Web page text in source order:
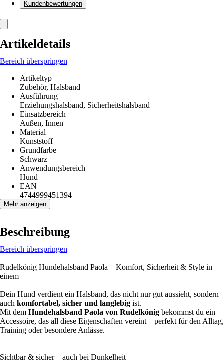
Kundenbewertungen
Artikeldetails
Bereich überspringen
Artikeltyp
Zubehör, Halsband
Ausführung
Erziehungshalsband, Sicherheitshalsband
Einsatzbereich
Außen, Innen
Material
Kunststoff
Grundfarbe
Schwarz
Anwendungsbereich
Hund
EAN
4744999451394
Mehr anzeigen
Beschreibung
Bereich überspringen
Rudelkönig Hundehalsband Paola – Komfort, Sicherheit & Style in
einem
Dein Hund verdient ein Halsband, das nicht nur gut aussieht, sondern
auch komfortabel, sicher und langlebig ist.
Mit dem Hundehalsband Paola von Rudelkönig bekommst du ein
Accessoire, das all diese Eigenschaften vereint – perfekt für den Alltag,
Training oder besondere Anlässe.
Sichtbar & sicher – auch bei Dunkelheit